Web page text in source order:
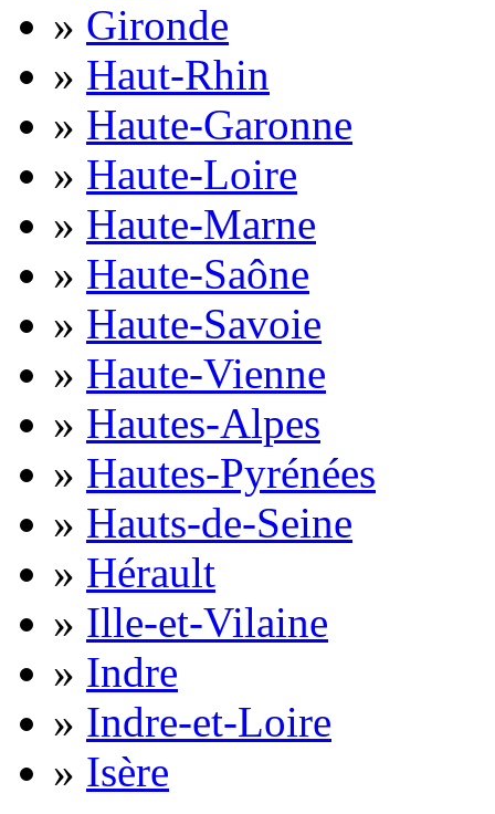
» Gironde
» Haut-Rhin
» Haute-Garonne
» Haute-Loire
» Haute-Marne
» Haute-Saône
» Haute-Savoie
» Haute-Vienne
» Hautes-Alpes
» Hautes-Pyrénées
» Hauts-de-Seine
» Hérault
» Ille-et-Vilaine
» Indre
» Indre-et-Loire
» Isère